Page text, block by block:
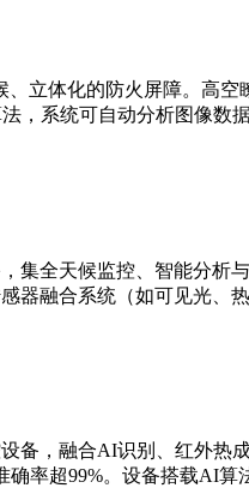
立体化的防火屏障。高
，系统可自动分析图像数
集全天候监控、智能分
器融合系统（如可见光、
，融合AI识别、红外热
率超99%。设备搭载AI